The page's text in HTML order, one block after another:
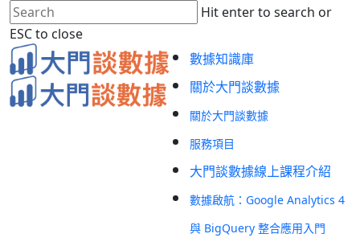
Skip
to
main
content
Hit enter to search or
ESC to close
Close
Search
Menu
數據知識庫
關於大門談數據
關於大門談數據
服務項目
大門談數據線上課程介紹
數據啟航：Google Analytics 4
與 BigQuery 整合應用入門